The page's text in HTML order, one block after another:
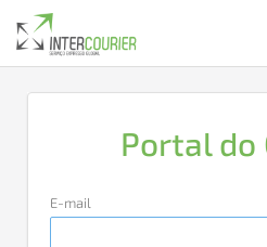
Portal do
E-mail